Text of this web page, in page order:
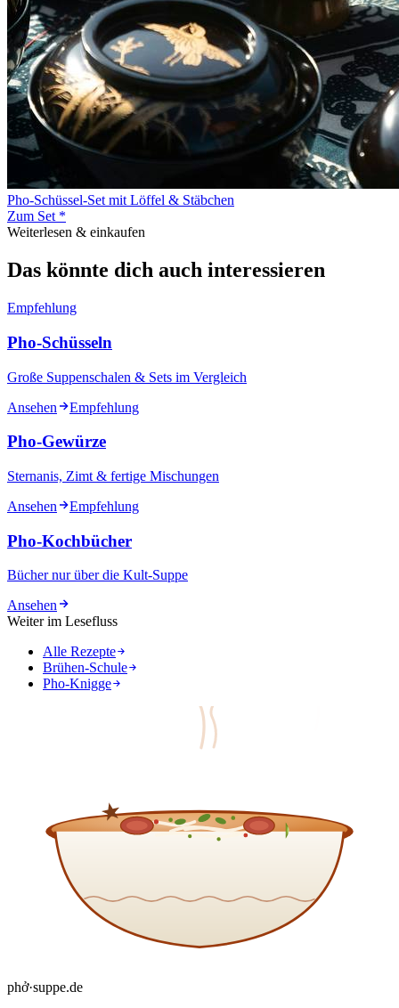
Pho-Schüssel-Set mit Löffel & Stäbchen
Zum Set *
Weiterlesen & einkaufen
Das könnte dich auch interessieren
Empfehlung
Pho-Schüsseln
Große Suppenschalen & Sets im Vergleich
Ansehen
Empfehlung
Pho-Gewürze
Sternanis, Zimt & fertige Mischungen
Ansehen
Empfehlung
Pho-Kochbücher
Bücher nur über die Kult-Suppe
Ansehen
Weiter im Lesefluss
Alle Rezepte
Brühen-Schule
Pho-Knigge
phở·suppe.de